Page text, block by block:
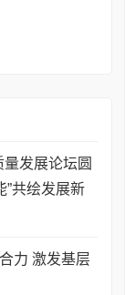
发展论坛圆
”共绘发展新
力 激发基层